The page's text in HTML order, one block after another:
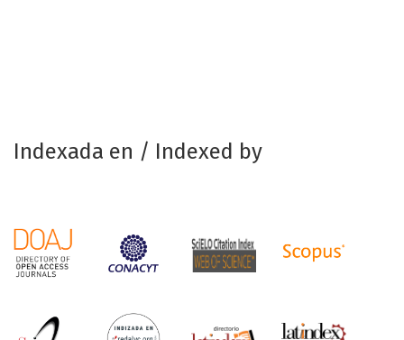
Indexada en / Indexed by